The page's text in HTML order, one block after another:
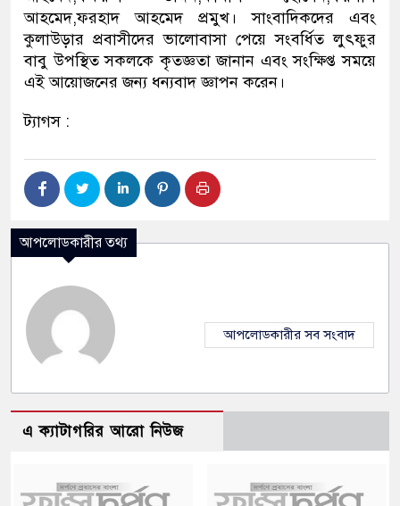
আহমেদ,ফরহাদ আহমেদ প্রমুখ। সাংবাদিকদের এবং
কুলাউড়ার প্রবাসীদের ভালোবাসা পেয়ে সংবর্ধিত লুৎফুর
বাবু উপস্থিত সকলকে কৃতজ্ঞতা জানান এবং সংক্ষিপ্ত সময়ে
এই আয়োজনের জন্য ধন্যবাদ জ্ঞাপন করেন।
ট্যাগস :
আপলোডকারীর তথ্য
আপলোডকারীর সব সংবাদ
এ ক্যাটাগরির আরো নিউজ